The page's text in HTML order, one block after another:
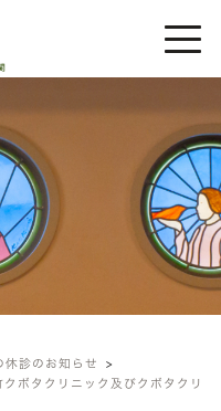
知らせ
休診のお知らせ
ボタクリニック及びクボタクリ